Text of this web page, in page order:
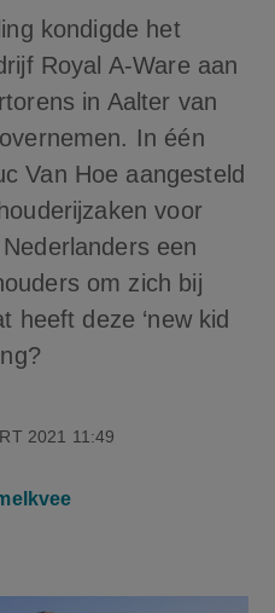
kondigde het
Royal A-Ware aan
in Aalter van
In één
Van Hoe aangesteld
voor
een
om zich bij
heeft deze ‘new kid
2021 11:49